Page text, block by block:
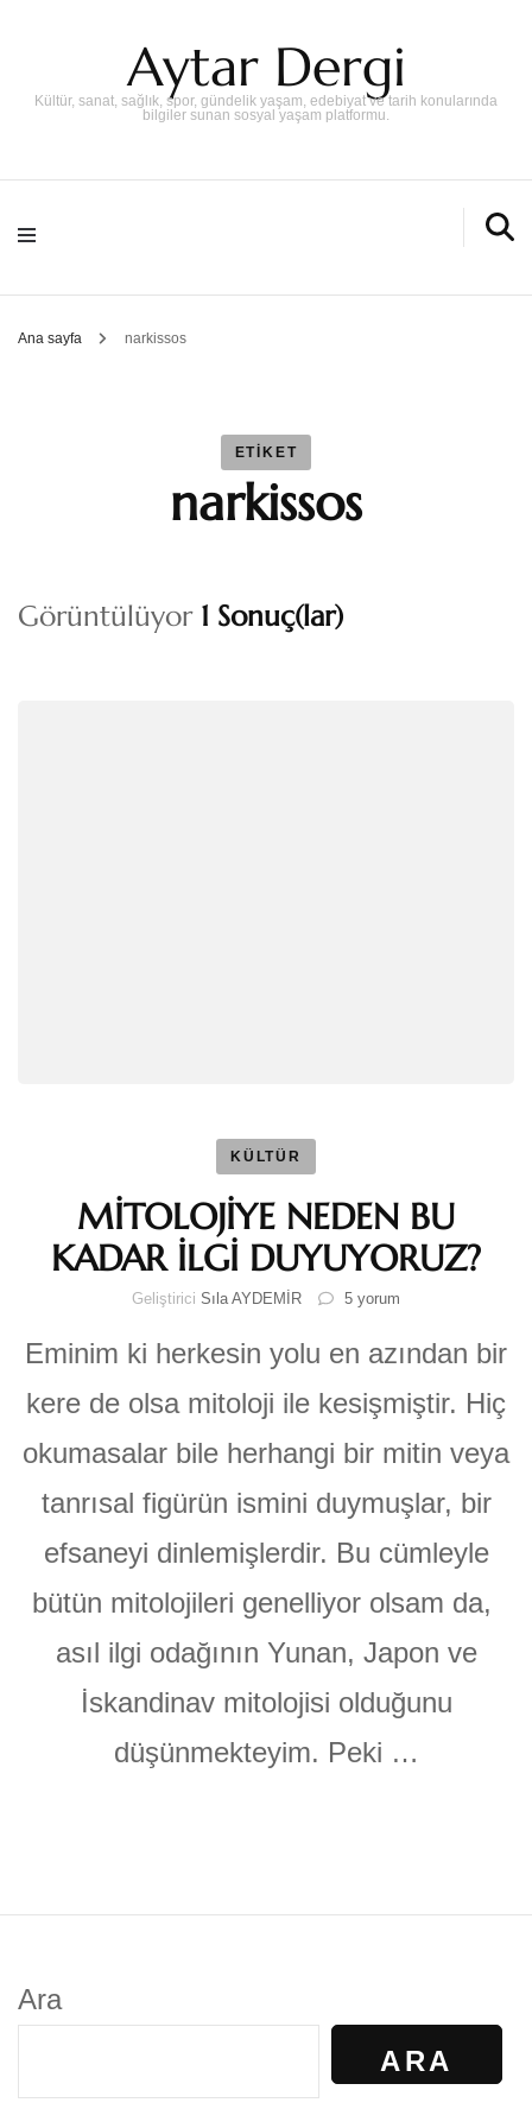
Aytar Dergi
Kültür, sanat, sağlık, spor, gündelik yaşam, edebiyat ve tarih konularında
bilgiler sunan sosyal yaşam platformu.
Ana sayfa narkissos
ETIKET
narkissos
Görüntülüyor 1 Sonuç(lar)
KÜLTÜR
MİTOLOJİYE NEDEN BU
KADAR İLGİ DUYUYORUZ?
Geliştirici Sıla AYDEMİR
MİTOLOJİYE
BU
KADAR
İLGİ
DUYUYORUZ?
için
5 yorum
Eminim ki herkesin yolu en azından bir
kere de olsa mitoloji ile kesişmiştir. Hiç
okumasalar bile herhangi bir mitin veya
tanrısal figürün ismini duymuşlar, bir
efsaneyi dinlemişlerdir. Bu cümleyle
bütün mitolojileri genelliyor olsam da,
asıl ilgi odağının Yunan, Japon ve
İskandinav mitolojisi olduğunu
düşünmekteyim. Peki …
Ara
ARA